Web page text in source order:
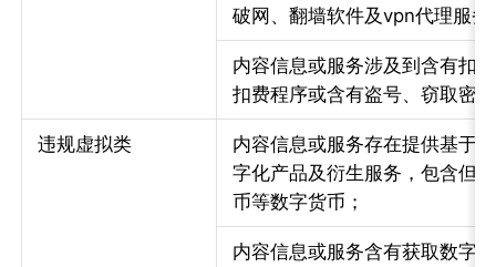
破网、翻墙软件及vpn代理服务
内容信息或服务涉及到含有扣
扣费程序或含有盗号、窃取密
违规虚拟类
内容信息或服务存在提供基于
字化产品及衍生服务，包含但
币等数字货币；
内容信息或服务含有获取数字